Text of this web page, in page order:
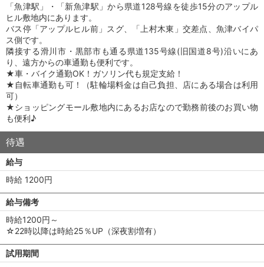
「魚津駅」・「新魚津駅」から県道128号線を徒歩15分のアップル
ヒル敷地内にあります。
バス停「アップルヒル前」スグ、「上村木東」交差点、魚津バイパ
ス側です。
隣接する滑川市・黒部市も通る県道135号線(旧国道8号)沿いにあ
り、遠方からの車通勤も便利です。
★車・バイク通勤OK！ガソリン代も規定支給！
★自転車通勤も可！（駐輪場料金は自己負担、店にある場合は利用
可）
★ショッピングモール敷地内にあるお店なので勤務前後のお買い物
も便利♪
待遇
給与
時給 1200円
給与備考
時給1200円～
☆22時以降は時給25％UP（深夜割増有）
試用期間